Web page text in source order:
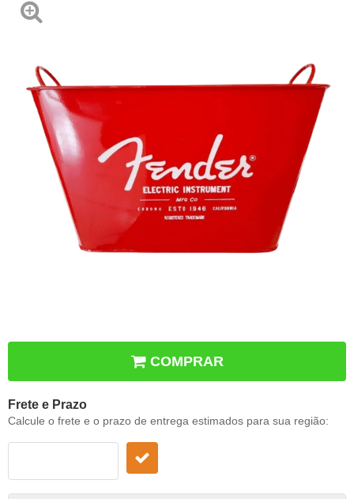
COMPRAR
Frete e Prazo
Calcule o frete e o prazo de entrega estimados para sua região: